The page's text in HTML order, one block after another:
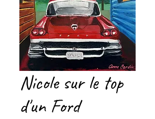
Nicole sur le top
d'un Ford